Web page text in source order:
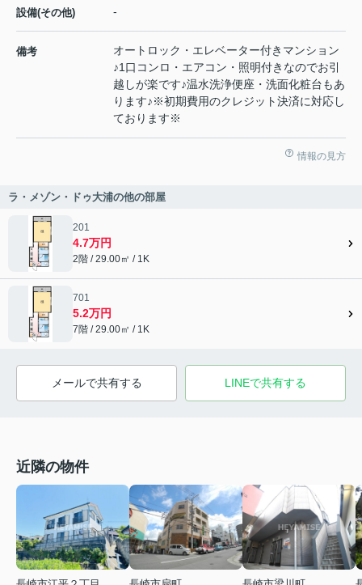
設備(その他) -
備考
オートロック・エレベーター付きマンション
♪1口コンロ・エアコン・照明付きなのでお引
越しが楽です♪温水洗浄便座・洗面化粧台もあ
ります♪※初期費用のクレジット決済に対応し
ております※
情報の見方
ラ・メゾン・ドゥ大浦の他の部屋
201
4.7万円
2階 / 29.00㎡ / 1K
701
5.2万円
7階 / 29.00㎡ / 1K
メールで共有する LINEで共有する
近隣の物件